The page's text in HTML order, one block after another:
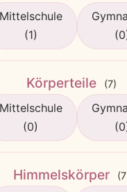
Mittelschule
(1)
Körperteile (7)
Mittelschule
(0)
Himmelskörper